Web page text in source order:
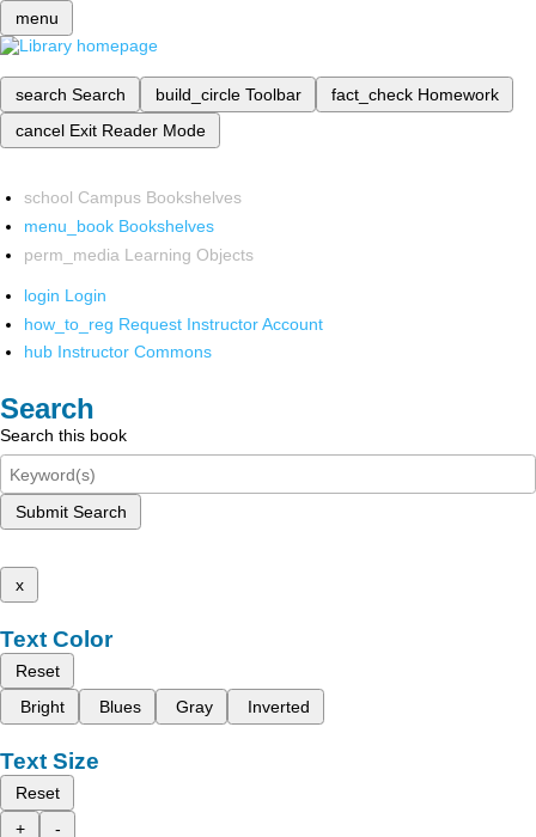
menu
search Search build_circle Toolbar fact_check Homework
cancel Exit Reader Mode
school Campus Bookshelves
menu_book Bookshelves
perm_media Learning Objects
login Login
how_to_reg Request Instructor Account
hub Instructor Commons
Search
Search this book
Submit Search
x
Text Color
Reset
Bright
Blues Gray Inverted
Text Size
Reset
+
-